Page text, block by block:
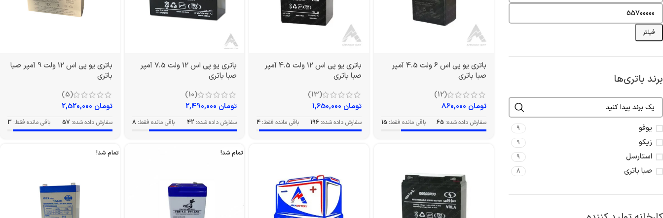
فیلتر
برند باتری‌ها
یوفو 9
زیکو 9
استارسل 9
صبا باتری 8
باتری یو پی اس 6 ولت 4.5 آمپر
صبا باتری
(12)
تومان
سفارش داده شده: 65 باقی مانده فقط: 15
باتری یو پی اس 12 ولت 4.5 آمپر
صبا باتری
(13)
تومان
سفارش داده شده: 196 باقی مانده فقط: 4
باتری یو پی اس 12 ولت 7.5 آمپر
صبا باتری
(10)
تومان
سفارش داده شده: 42 باقی مانده فقط: 8
باتری یو پی اس 12 ولت 9 آمپر صبا
باتری
(5)
تومان
سفارش داده شده: 57 باقی مانده فقط: 3
تمام شد! تمام شد!